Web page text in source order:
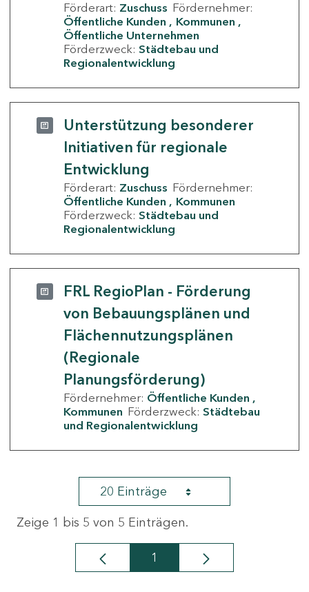
Förderart: Zuschuss Fördernehmer:
Öffentliche Kunden
Kommunen
Öffentliche Unternehmen
Förderzweck: Städtebau und
Regionalentwicklung
Unterstützung besonderer
Initiativen für regionale
Entwicklung
Förderart: Zuschuss Fördernehmer:
Öffentliche Kunden
Kommunen
Förderzweck: Städtebau und
Regionalentwicklung
FRL RegioPlan - Förderung
von Bebauungsplänen und
Flächennutzungsplänen
(Regionale
Planungsförderung)
Fördernehmer: Öffentliche Kunden
Kommunen Förderzweck: Städtebau
und Regionalentwicklung
20 Einträge
Zeige 1 bis 5 von 5 Einträgen.
Seite
1